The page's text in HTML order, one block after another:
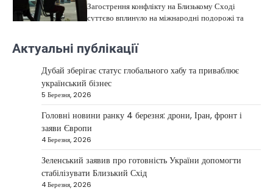
Загострення конфлікту на Близькому Сході
суттєво вплинуло на міжнародні подорожі та
НОВИНИ
США не відкидають можливість
удару по Ірану у разі провалу
переговорів
Kolomysheva Anastasiya
17 Червня,
2025
У США не виключають застосування сили проти
Ірану, якщо дипломатичні переговори не
принесуть бажаних результатів.…
Актуальні публікації
Дубай зберігає статус глобального хабу та приваблює
український бізнес
5 Березня, 2026
Головні новини ранку 4 березня: дрони, Іран, фронт і
заяви Європи
4 Березня, 2026
Зеленський заявив про готовність України допомогти
стабілізувати Близький Схід
4 Березня, 2026